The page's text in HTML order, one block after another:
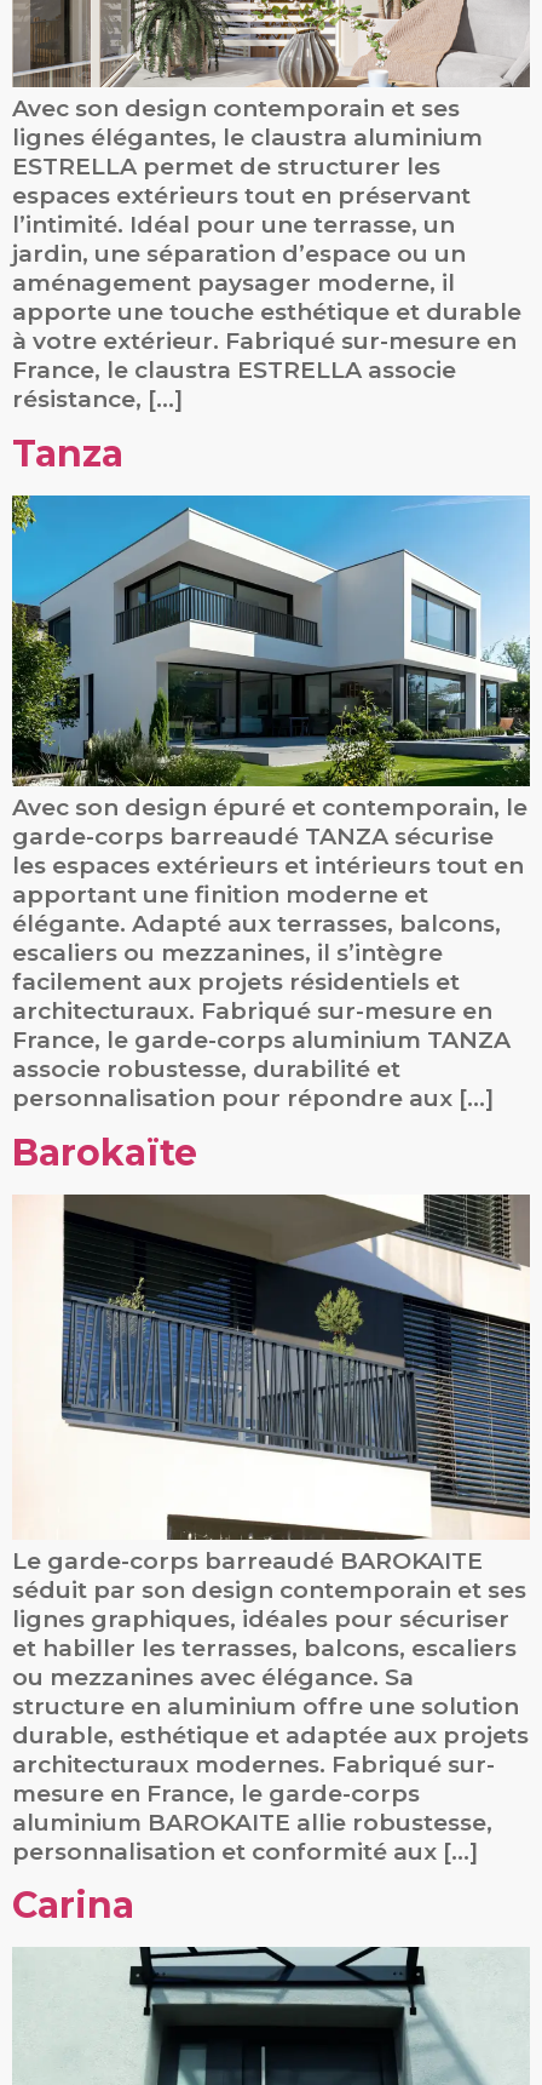
Avec son design contemporain et ses
lignes élégantes, le claustra aluminium
ESTRELLA permet de structurer les
espaces extérieurs tout en préservant
l’intimité. Idéal pour une terrasse, un
jardin, une séparation d’espace ou un
aménagement paysager moderne, il
apporte une touche esthétique et durable
à votre extérieur. Fabriqué sur-mesure en
France, le claustra ESTRELLA associe
résistance, […]
Tanza
Avec son design épuré et contemporain, le
garde-corps barreaudé TANZA sécurise
les espaces extérieurs et intérieurs tout en
apportant une finition moderne et
élégante. Adapté aux terrasses, balcons,
escaliers ou mezzanines, il s’intègre
facilement aux projets résidentiels et
architecturaux. Fabriqué sur-mesure en
France, le garde-corps aluminium TANZA
associe robustesse, durabilité et
personnalisation pour répondre aux […]
Barokaïte
Le garde-corps barreaudé BAROKAITE
séduit par son design contemporain et ses
lignes graphiques, idéales pour sécuriser
et habiller les terrasses, balcons, escaliers
ou mezzanines avec élégance. Sa
structure en aluminium offre une solution
durable, esthétique et adaptée aux projets
architecturaux modernes. Fabriqué sur-
mesure en France, le garde-corps
aluminium BAROKAITE allie robustesse,
personnalisation et conformité aux […]
Carina